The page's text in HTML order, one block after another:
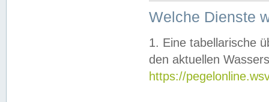
Welche Dienste
1. Eine tabellarische
den aktuellen
https://